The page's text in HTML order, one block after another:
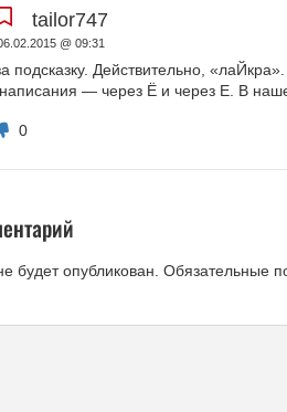
tailor747
@ 09:31
подсказку. Действительно,
— через Ё и через Е. В
0
будет опубликован. Обязательные